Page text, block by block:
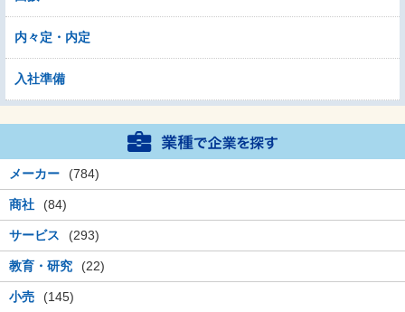
内々定・内定
入社準備
メーカー (784)
商社 (84)
サービス (293)
教育・研究 (22)
小売 (145)